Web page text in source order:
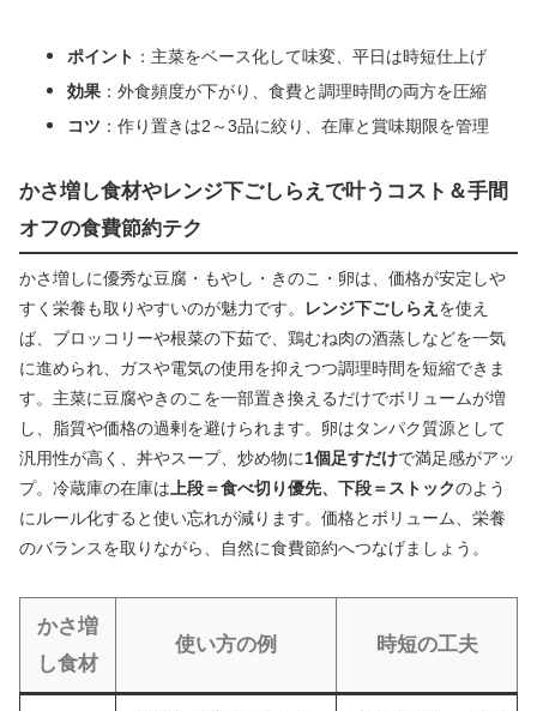
ポイント ：主菜をベース化して味変、平日は時短仕上げ
効果 ：外食頻度が下がり、食費と調理時間の両方を圧縮
コツ ：作り置きは2～3品に絞り、在庫と賞味期限を管理
かさ増し食材やレンジ下ごしらえで叶うコスト＆手間
オフの食費節約テク
かさ増しに優秀な豆腐・もやし・きのこ・卵は、価格が安定しや
すく栄養も取りやすいのが魅力です。
レンジ下ごしらえ を使え
ば、ブロッコリーや根菜の下茹で、鶏むね肉の酒蒸しなどを一気
に進められ、ガスや電気の使用を抑えつつ調理時間を短縮できま
す。主菜に豆腐やきのこを一部置き換えるだけでボリュームが増
し、脂質や価格の過剰を避けられます。卵はタンパク質源として
汎用性が高く、丼やスープ、炒め物に1個足すだけで満足感がアッ
プ。冷蔵庫の在庫は 上段＝食べ切り優先、下段＝ストックのよう
にルール化すると使い忘れが減ります。価格とボリューム、栄養
のバランスを取りながら、自然に食費節約へつなげましょう。
かさ増
し食材
使い方の例 時短の工夫